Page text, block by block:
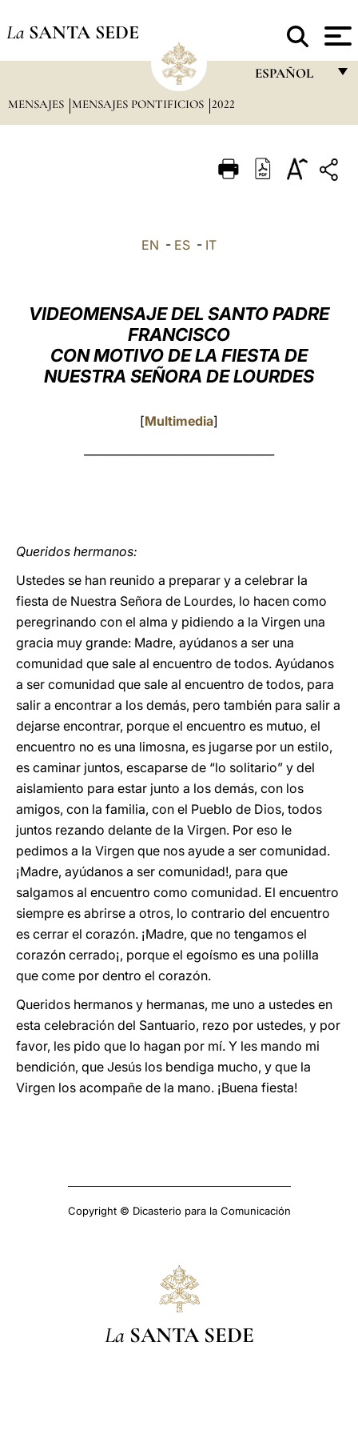
La SANTA SEDE
ESPAÑOL
ITALIANO
العربيّة
中文
LATINE
MENSAJES MENSAJES PONTIFICIOS 2022
EN - ES - IT
VIDEOMENSAJE DEL SANTO PADRE
FRANCISCO
CON MOTIVO DE LA FIESTA DE
NUESTRA SEÑORA DE LOURDES
[Multimedia]
Queridos hermanos:
Ustedes se han reunido a preparar y a celebrar la
fiesta de Nuestra Señora de Lourdes, lo hacen como
peregrinando con el alma y pidiendo a la Virgen una
gracia muy grande: Madre, ayúdanos a ser una
comunidad que sale al encuentro de todos. Ayúdanos
a ser comunidad que sale al encuentro de todos, para
salir a encontrar a los demás, pero también para salir a
dejarse encontrar, porque el encuentro es mutuo, el
encuentro no es una limosna, es jugarse por un estilo,
es caminar juntos, escaparse de “lo solitario” y del
aislamiento para estar junto a los demás, con los
amigos, con la familia, con el Pueblo de Dios, todos
juntos rezando delante de la Virgen. Por eso le
pedimos a la Virgen que nos ayude a ser comunidad.
¡Madre, ayúdanos a ser comunidad!, para que
salgamos al encuentro como comunidad. El encuentro
siempre es abrirse a otros, lo contrario del encuentro
es cerrar el corazón. ¡Madre, que no tengamos el
corazón cerrado¡, porque el egoísmo es una polilla
que come por dentro el corazón.
Queridos hermanos y hermanas, me uno a ustedes en
esta celebración del Santuario, rezo por ustedes, y por
favor, les pido que lo hagan por mí. Y les mando mi
bendición, que Jesús los bendiga mucho, y que la
Virgen los acompañe de la mano. ¡Buena fiesta!
Copyright © Dicasterio para la Comunicación
La SANTA SEDE